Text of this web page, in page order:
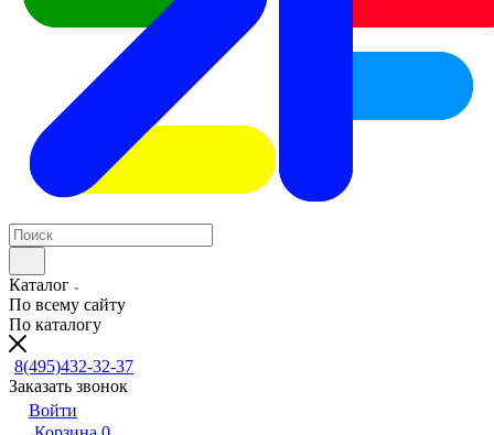
Каталог
По всему сайту
По каталогу
8(495)432-32-37
Заказать звонок
Войти